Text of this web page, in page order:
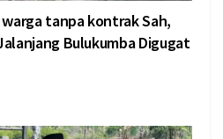
tanpa kontrak Sah,
Bulukumba Digugat